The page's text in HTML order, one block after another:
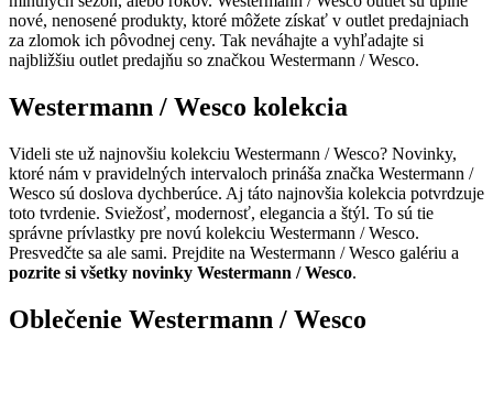
nové, nenosené produkty, ktoré môžete získať v outlet predajniach
za zlomok ich pôvodnej ceny. Tak neváhajte a vyhľadajte si
najbližšiu outlet predajňu so značkou Westermann / Wesco.
Westermann / Wesco kolekcia
Videli ste už najnovšiu kolekciu Westermann / Wesco? Novinky,
ktoré nám v pravidelných intervaloch prináša značka Westermann /
Wesco sú doslova dychberúce. Aj táto najnovšia kolekcia potvrdzuje
toto tvrdenie. Sviežosť, modernosť, elegancia a štýl. To sú tie
správne prívlastky pre novú kolekciu Westermann / Wesco.
Presvedčte sa ale sami. Prejdite na Westermann / Wesco galériu a
pozrite si všetky novinky Westermann / Wesco.
Oblečenie Westermann / Wesco